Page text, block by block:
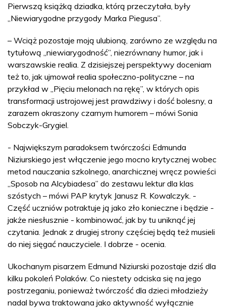
Pierwszą książką dziadka, którą przeczytała, były
„Niewiarygodne przygody Marka Piegusa”.
– Wciąż pozostaje moją ulubioną, zarówno ze względu na
tytułową „niewiarygodność”, niezrównany humor, jak i
warszawskie realia. Z dzisiejszej perspektywy doceniam
też to, jak ujmował realia społeczno-polityczne – na
przykład w „Pięciu melonach na rękę”, w których opis
transformacji ustrojowej jest prawdziwy i dość bolesny, a
zarazem okraszony czarnym humorem – mówi Sonia
Sobczyk-Grygiel.
- Największym paradoksem twórczości Edmunda
Niziurskiego jest włączenie jego mocno krytycznej wobec
metod nauczania szkolnego, anarchicznej wręcz powieści
„Sposob na Alcybiadesa” do zestawu lektur dla klas
szóstych – mówi PAP krytyk Janusz R. Kowalczyk. -
Część uczniów potraktuje ją jako zło konieczne i będzie -
jakże niesłusznie - kombinować, jak by tu uniknąć jej
czytania. Jednak z drugiej strony częściej będą też musieli
do niej sięgać nauczyciele. I dobrze - ocenia.
Ukochanym pisarzem Edmund Niziurski pozostaje dziś dla
kilku pokoleń Polaków. Co niestety odciska się na jego
postrzeganiu, ponieważ twórczość dla dzieci młodzieży
nadal bywa traktowana jako aktywność wyłącznie